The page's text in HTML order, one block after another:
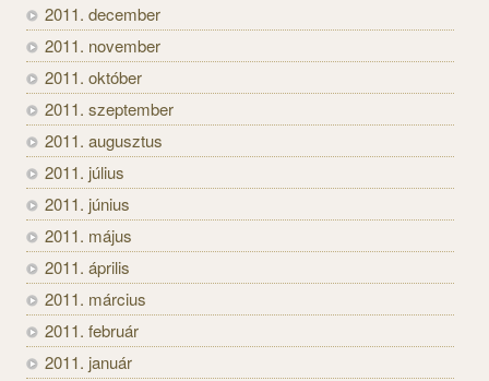
2011. december
2011. november
2011. október
2011. szeptember
2011. augusztus
2011. július
2011. június
2011. május
2011. április
2011. március
2011. február
2011. január